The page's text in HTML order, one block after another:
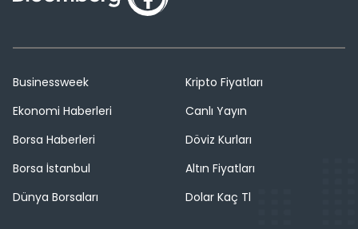
Businessweek
Ekonomi Haberleri
Borsa Haberleri
Borsa İstanbul
Dünya Borsaları
Kripto Fiyatları
Canlı Yayın
Döviz Kurları
Altın Fiyatları
Dolar Kaç Tl